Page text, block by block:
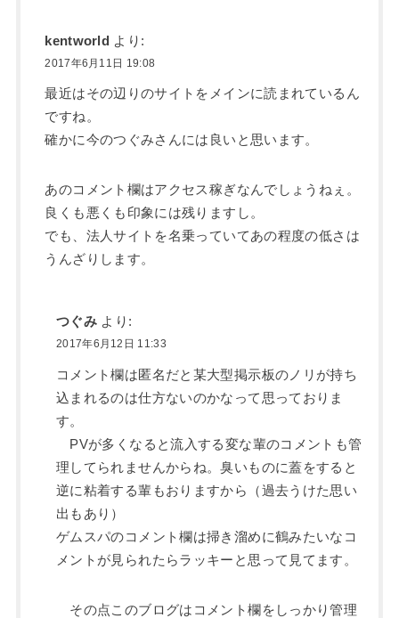
kentworld より:
2017年6月11日 19:08
最近はその辺りのサイトをメインに読まれているん
ですね。
確かに今のつぐみさんには良いと思います。
あのコメント欄はアクセス稼ぎなんでしょうねぇ。
良くも悪くも印象には残りますし。
でも、法人サイトを名乗っていてあの程度の低さは
うんざりします。
つぐみ より:
2017年6月12日 11:33
コメント欄は匿名だと某大型掲示板のノリが持ち
込まれるのは仕方ないのかなって思っておりま
す。
PVが多くなると流入する変な輩のコメントも管
理してられませんからね。臭いものに蓋をすると
逆に粘着する輩もおりますから（過去うけた思い
出もあり）
ゲムスパのコメント欄は掃き溜めに鶴みたいなコ
メントが見られたらラッキーと思って見てます。
その点このブログはコメント欄をしっかり管理